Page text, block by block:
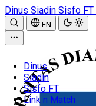
Dinus Siadin Sisfo FT
EN
Dinus
Siadin
Sisfo FT
Link n Match